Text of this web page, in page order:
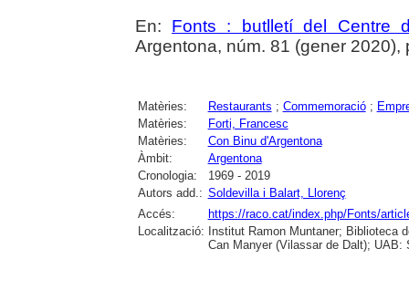
En: Fonts : butlletí del Centre
Argentona, núm. 81 (gener 2020),
Matèries: Restaurants ; Commemoració;
Matèries:
Forti, Francesc
Matèries:
Con Binu d'Argentona
Àmbit:
Argentona
Cronologia:
1969 - 2019
Autors add.: Soldevilla i Balart, Llorenç
Accés:
https://raco.cat/index.php/Fonts/
Localització: Institut Ramon Muntaner; Biblioteca
Can Manyer (Vilassar de Dalt); UAB: